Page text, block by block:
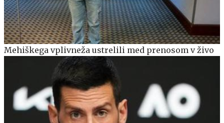
Mehiškega vplivneža ustrelili med prenosom v živo